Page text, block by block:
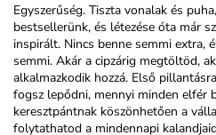
Egyszerűség. Tiszta vonalak és
bestsellerünk, és létezése óta már
inspirált. Nincs benne semmi extra,
semmi. Akár a cipzárig megtöltöd,
alkalmazkodik hozzá. Első
fogsz lepődni, mennyi minden elfér
keresztpántnak köszönhetően a
folytathatod a mindennapi